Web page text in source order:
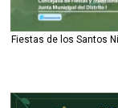
Fiestas de los Santos